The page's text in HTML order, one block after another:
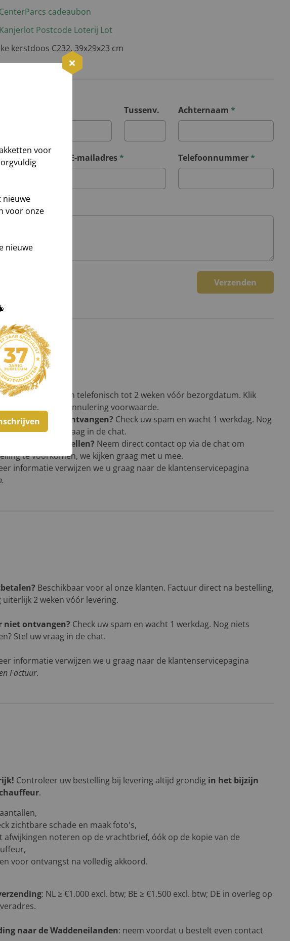
CenterParcs cadeaubon
Kanjerlot Postcode Loterij Lot
kerstdoos C232, 39x29x23 cm
Tussenv. Achternaam *
E-mailadres* Telefoonnummer*
Verzenden
wijzigen?
Alleen telefonisch tot 2 weken vóór bezorgdatum. Klik
de wijziging en annulering voorwaarde.
ontvangen? Check uw spam en wacht 1 werkdag. Nog
Stel uw vraag in de chat.
tijdens bestellen? Neem direct contact op via de chat om
te voorkomen, we kijken graag met u mee.
informatie verwijzen we u graag naar de klantenservicepagina
.
Beschikbaar voor al onze klanten. Factuur direct na bestelling,
uiterlijk 2 weken vóór levering.
niet ontvangen? Check uw spam en wacht 1 werkdag. Nog niets
Stel uw vraag in de chat.
informatie verwijzen we u graag naar de klantenservicepagina
Factuur.
Controleer uw bestelling bij levering altijd grondig in het bijzijn
.
zichtbare schade en maak foto's,
afwijkingen noteren op de vrachtbrief, óók op de kopie van de
voor ontvangst na volledig akkoord.
: NL ≥ €1.000 excl. btw; BE ≥ €1.500 excl. btw; DE in overleg op
naar de Waddeneilanden: neem voordat u bestelt even contact
voor
nieuwe
voor onze
nieuwe